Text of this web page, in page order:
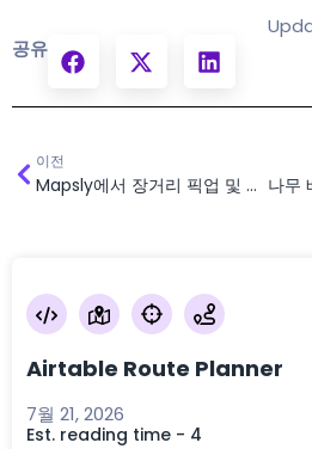
공유
이전
Mapsly에서 장거리 픽업 및 배송 계획
Airtable Route Planner
7월 21, 2026
Est. reading time - 4